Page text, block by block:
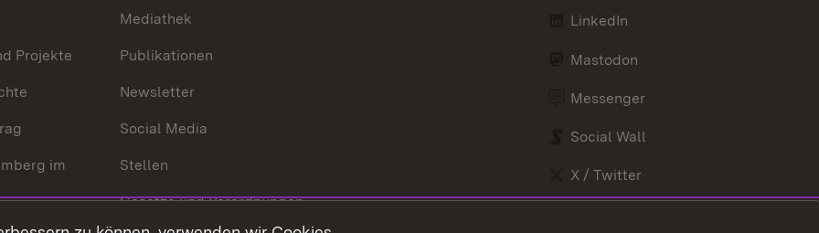
Projekte
im
Welt
Mediathek
Publikationen
Newsletter
Social Media
Stellen
Gesetze und Verordnungen
LinkedIn
Mastodon
Messenger
Social Wall
X / Twitter